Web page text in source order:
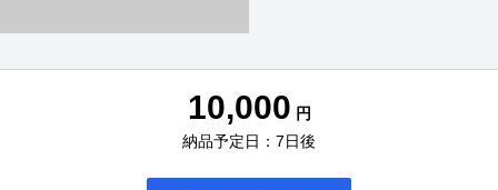
10,000 円
納品予定日：7日後